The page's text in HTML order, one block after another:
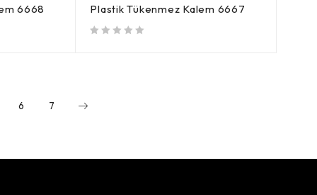
6668 Plastik Tükenmez Kalem 6667
6 7